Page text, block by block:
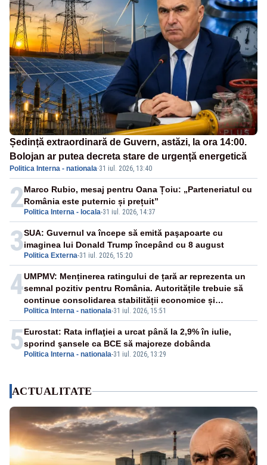
Ședință extraordinară de Guvern, astăzi, la ora 14:00.
Bolojan ar putea decreta stare de urgență energetică
Politica Interna - nationala·31 iul. 2026, 13:40
2 Politica Interna - locala-31 iul. 2026, 14:37
Marco Rubio, mesaj pentru Oana Țoiu: „Parteneriatul cu
România este puternic și prețuit”
3 Politica Externa-31 iul. 2026, 15:20
SUA: Guvernul va începe să emită paşapoarte cu
imaginea lui Donald Trump începând cu 8 august
4
Politica Interna - nationala-31 iul. 2026, 15:51
UMPMV: Menținerea ratingului de țară ar reprezenta un
semnal pozitiv pentru România. Autoritățile trebuie să
continue consolidarea stabilității economice și
financiare
5 Politica Interna - nationala-31 iul. 2026, 13:29
Eurostat: Rata inflaţiei a urcat până la 2,9% în iulie,
sporind şansele ca BCE să majoreze dobânda
ACTUALITATE